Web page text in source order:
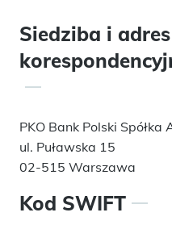
Siedziba i adres
PKO Bank Polski Spółka
ul. Puławska 15
02-515 Warszawa
Kod SWIFT